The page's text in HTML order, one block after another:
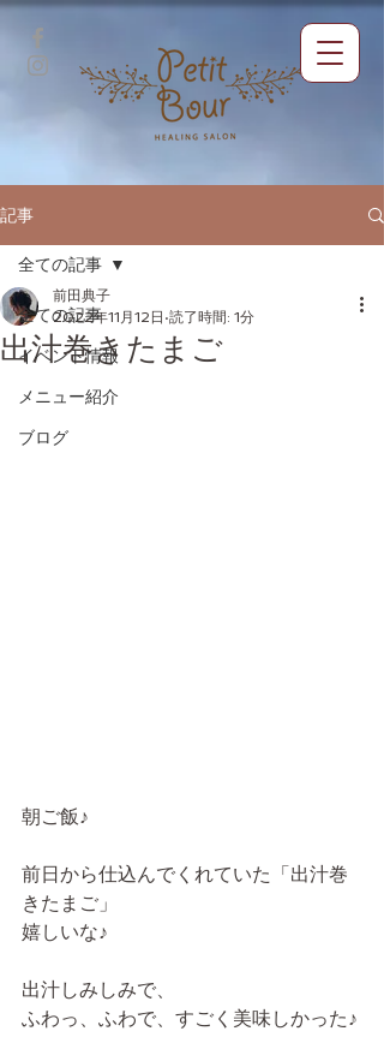
記事
全ての記事
イベント情報
メニュー紹介
ブログ
全ての記事
出汁巻きたまご
前田典子
2022年11月12日 読了時間: 1分
朝ご飯♪
前日から仕込んでくれていた「出汁巻
きたまご」
嬉しいな♪
出汁しみしみで、
ふわっ、ふわで、すごく美味しかった♪